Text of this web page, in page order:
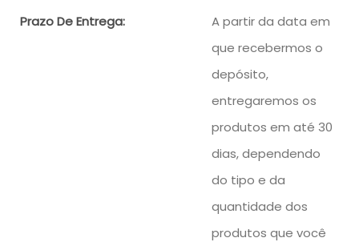
Prazo De Entrega:
A partir da data em
que recebermos o
depósito,
entregaremos os
produtos em até 30
dias, dependendo
do tipo e da
quantidade dos
produtos que você